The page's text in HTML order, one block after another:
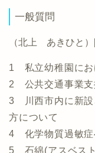
一般質問
（北上 あきひと
1 私立幼稚園にお
2 公共交通事業支
3 川西市内に新設
方について
4 化学物質過敏症
5 石綿(アスベス